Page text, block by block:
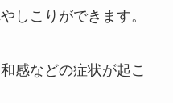
しこりができます。
感などの症状が起こ